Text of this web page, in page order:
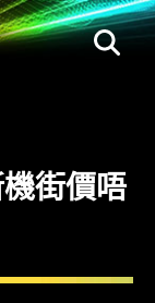
街價唔